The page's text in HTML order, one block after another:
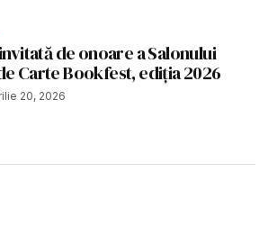
de onoare a Salonului
Carte Bookfest, ediția 2026
20, 2026